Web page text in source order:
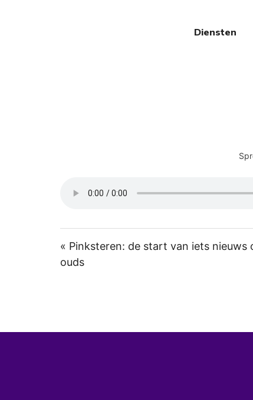
Diensten
« Pinksteren: de start van iets
ouds